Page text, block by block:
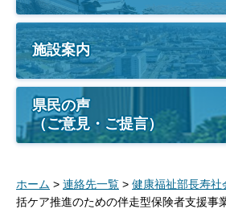
施設案内
県民の声
（ご意見・ご提言）
ホーム > 連絡先一覧 > 健康福祉部長寿社
括ケア推進のための伴走型保険者支援事